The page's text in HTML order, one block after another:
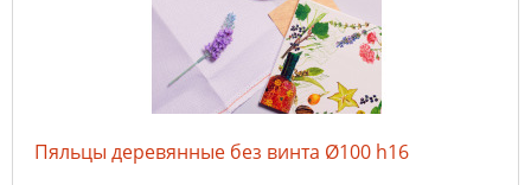
Пяльцы деревянные без винта Ø100 h16